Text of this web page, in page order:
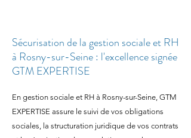
Sécurisation de la gestion sociale et RH
à Rosny-sur-Seine : l'excellence signée
GTM EXPERTISE
En gestion sociale et RH à Rosny-sur-Seine, GTM
EXPERTISE assure le suivi de vos obligations
sociales, la structuration juridique de vos contrats